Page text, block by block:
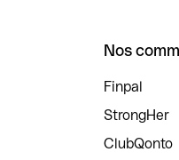
Nos
Finpal
StrongHer
ClubQonto